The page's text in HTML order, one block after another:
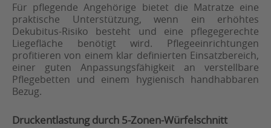
Für pflegende Angehörige bietet die Matratze eine
praktische Unterstützung, wenn ein erhöhtes
Dekubitus-Risiko besteht und eine pflegegerechte
Liegefläche benötigt wird. Pflegeeinrichtungen
profitieren von einem klar definierten Einsatzbereich,
einer guten Anpassungsfähigkeit an verstellbare
Pflegebetten und einem hygienisch handhabbaren
Bezug.
Druckentlastung durch 5-Zonen-Würfelschnitt